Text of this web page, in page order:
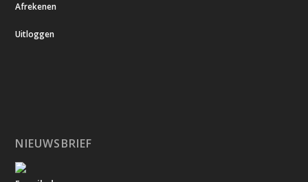
Afrekenen
Uitloggen
NIEUWSBRIEF